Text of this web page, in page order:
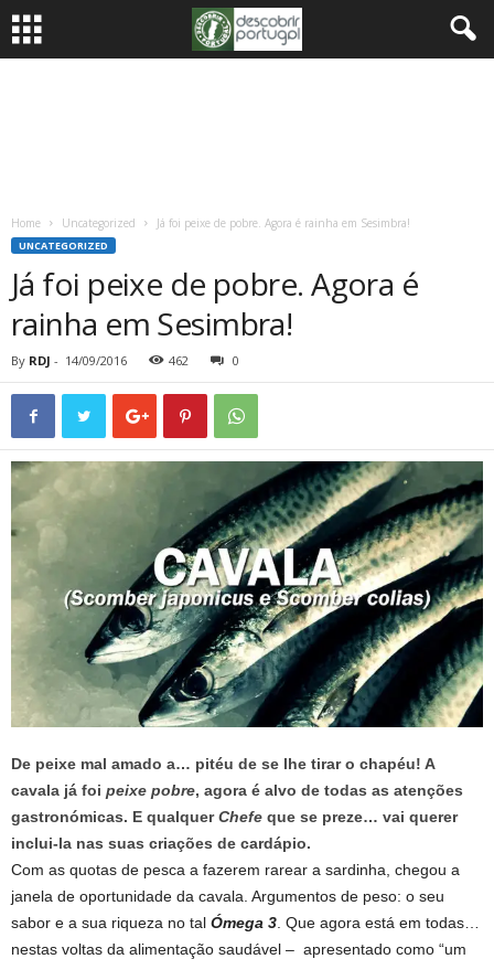
Home Uncategorized Já foi peixe de pobre. Agora é rainha em Sesimbra!
UNCATEGORIZED
Já foi peixe de pobre. Agora é
rainha em Sesimbra!
By RDJ - 14/09/2016 462 0
De peixe mal amado a… pitéu de se lhe tirar o chapéu! A
cavala já foi peixe pobre, agora é alvo de todas as atenções
gastronómicas. E qualquerChefe que se preze… vai querer
inclui-la nas suas criações de cardápio.
Com as quotas de pesca a fazerem rarear a sardinha, chegou a
janela de oportunidade da cavala. Argumentos de peso: o seu
sabor e a sua riqueza no tal Ómega 3 . Que agora está em todas…
nestas voltas da alimentação saudável – apresentado como “um